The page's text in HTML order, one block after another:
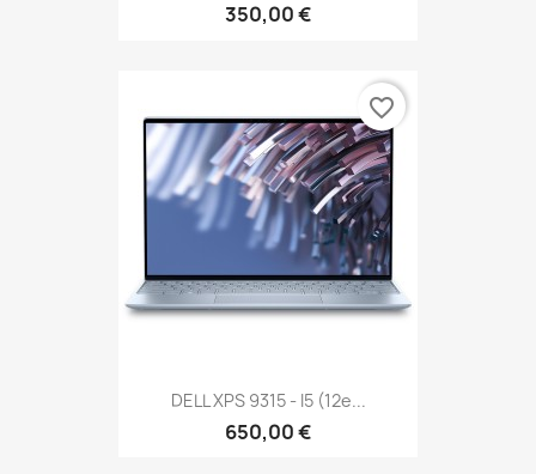
350,00 €
DELL XPS 9315 - I5 (12e...
650,00 €
favorite_border